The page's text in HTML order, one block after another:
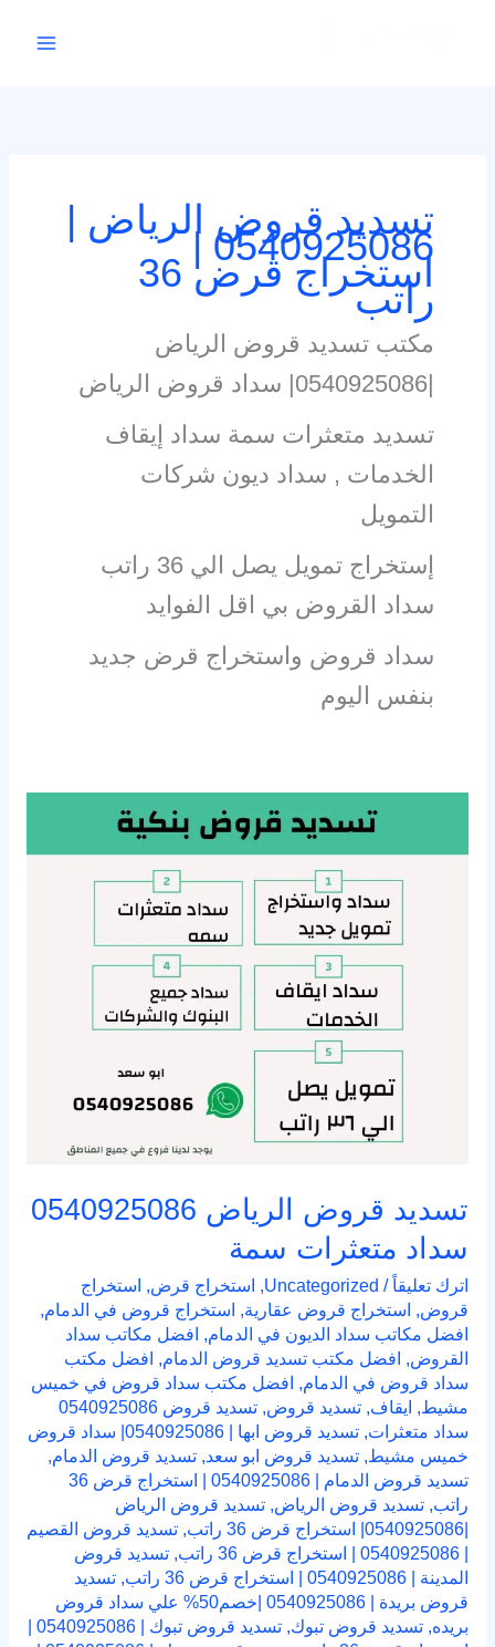
تسديد قروض الرياض |
0540925086 |
استخراج قرض 36
راتب
مكتب تسديد قروض الرياض
|0540925086| سداد قروض الرياض
تسديد متعثرات سمة سداد إيقاف
الخدمات , سداد ديون شركات
التمويل
إستخراج تمويل يصل الي 36 راتب
سداد القروض بي اقل الفوايد
سداد قروض واستخراج قرض جديد
بنفس اليوم
تسديد قروض الرياض 0540925086
سداد متعثرات سمة
اترك تعليقاً /
Uncategorized
, استخراج قرض, استخراج
قروض, استخراج قروض عقارية, استخراج قروض في الدمام,
افضل مكاتب سداد الديون في الدمام, افضل مكاتب سداد
القروض, افضل مكتب تسديد قروض الدمام, افضل مكتب
سداد قروض في الدمام, افضل مكتب سداد قروض في خميس
مشيط, ايقاف, تسديد قروض,
تسديد قروض 0540925086
سداد متعثرات,
تسديد قروض ابها | 0540925086| سداد قروض
خميس مشيط, تسديد قروض ابو سعد, تسديد قروض الدمام,
تسديد قروض الدمام | 0540925086 | استخراج قرض 36
راتب, تسديد قروض الرياض, تسديد قروض الرياض
, تسديد قروض القصيم
, تسديد قروض
المدينة | 0540925086 | استخراج قرض 36 راتب
, تسديد
قروض بريدة | 0540925086 |خصم50% علي سداد قروض
بريده, تسديد قروض تبوك,
تسديد قروض تبوك | 0540925086 |
الرياض
0540925086